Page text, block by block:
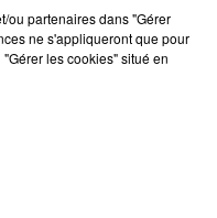
je n'en
ou partenaires dans "Gérer
ne s'appliqueront que pour
les cookies" situé en